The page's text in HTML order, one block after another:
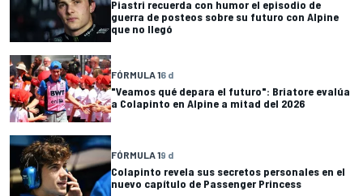
Piastri recuerda con humor el episodio de
guerra de posteos sobre su futuro con Alpine
que no llegó
FÓRMULA 16 d
"Veamos qué depara el futuro": Briatore evalúa
a Colapinto en Alpine a mitad del 2026
FÓRMULA 19 d
Colapinto revela sus secretos personales en el
nuevo capítulo de Passenger Princess